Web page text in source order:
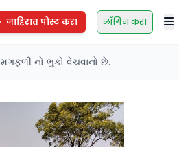
जाहिरात पोस्ट करा लॉगिन करा
મગફળી નો ભુકો વેચવાનો છે.